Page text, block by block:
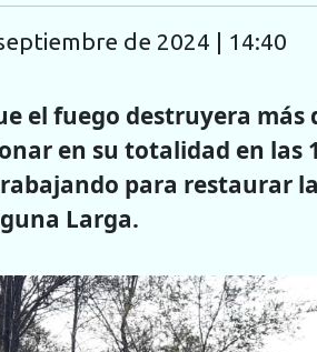
de 2024 | 14:40
el fuego destruyera
en su totalidad en las
para restaurar
Larga.